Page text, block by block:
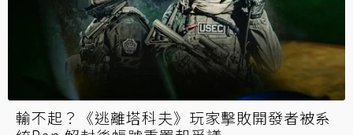
輸不起？《逃離塔科夫》玩家擊敗開發者被系